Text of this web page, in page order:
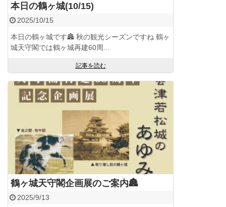
本日の鶴ヶ城(10/15)
2025/10/15
本日の鶴ヶ城です🏯 秋の観光シーズンですね 鶴ヶ
城天守閣では鶴ヶ城再建60周...
記事を読む
鶴ヶ城天守閣企画展のご案内🏯
2025/9/13